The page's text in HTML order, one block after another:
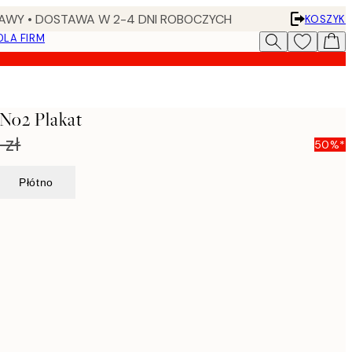
• DOSTAWA W 2-4 DNI ROBOCZYCH
KOSZYK
FIRM
Plakat
50%*
Płótno